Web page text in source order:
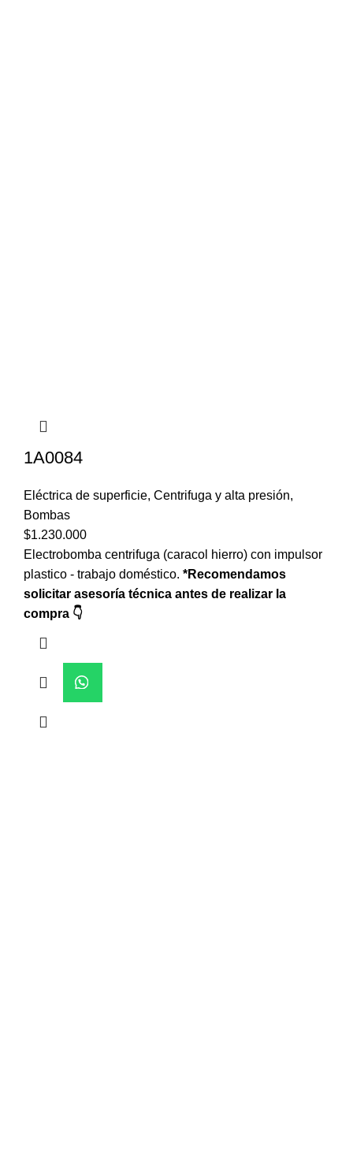
1A0084
Eléctrica de superficie, Centrifuga y alta presión,
Bombas
$1.230.000
Electrobomba centrifuga (caracol hierro) con impulsor
plastico - trabajo doméstico. *Recomendamos
solicitar asesoría técnica antes de realizar la
compra 👇